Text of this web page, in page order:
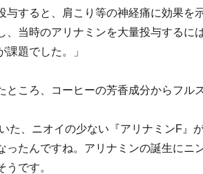
与すると、肩こり等の神経痛に効果を
、当時のアリナミンを大量投与するに
題でした。」
ところ、コーヒーの芳香成分からフル
た、ニオイの少ない『アリナミンF』
ったんですね。アリナミンの誕生にニ
です。